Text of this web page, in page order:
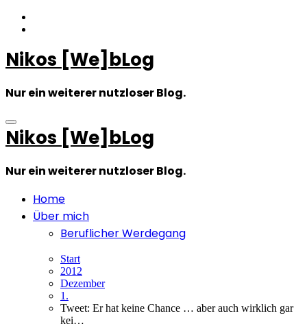
Zum
Inhalt
Nikos [We]bLog
Nur ein weiterer nutzloser Blog.
Nikos [We]bLog
Nur ein weiterer nutzloser Blog.
Home
Über mich
Beruflicher Werdegang
Start
2012
Dezember
1.
Tweet: Er hat keine Chance … aber auch wirklich gar
kei…